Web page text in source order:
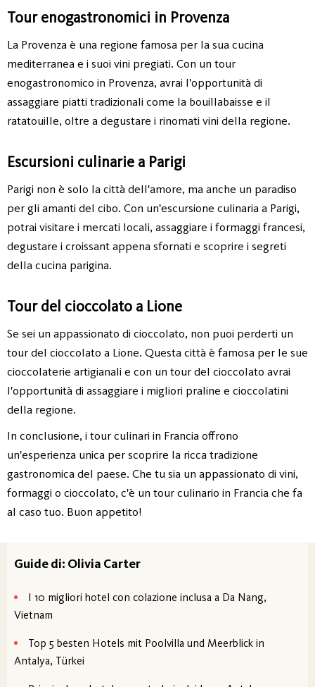
Tour enogastronomici in Provenza
La Provenza è una regione famosa per la sua cucina
mediterranea e i suoi vini pregiati. Con un tour
enogastronomico in Provenza, avrai l'opportunità di
assaggiare piatti tradizionali come la bouillabaisse e il
ratatouille, oltre a degustare i rinomati vini della regione.
Escursioni culinarie a Parigi
Parigi non è solo la città dell'amore, ma anche un paradiso
per gli amanti del cibo. Con un'escursione culinaria a Parigi,
potrai visitare i mercati locali, assaggiare i formaggi francesi,
degustare i croissant appena sfornati e scoprire i segreti
della cucina parigina.
Tour del cioccolato a Lione
Se sei un appassionato di cioccolato, non puoi perderti un
tour del cioccolato a Lione. Questa città è famosa per le sue
cioccolaterie artigianali e con un tour del cioccolato avrai
l'opportunità di assaggiare i migliori praline e cioccolatini
della regione.
In conclusione, i tour culinari in Francia offrono
un'esperienza unica per scoprire la ricca tradizione
gastronomica del paese. Che tu sia un appassionato di vini,
formaggi o cioccolato, c'è un tour culinario in Francia che fa
al caso tuo. Buon appetito!
Guide di: Olivia Carter
I 10 migliori hotel con colazione inclusa a Da Nang,
Vietnam
Top 5 besten Hotels mit Poolvilla und Meerblick in
Antalya, Türkei